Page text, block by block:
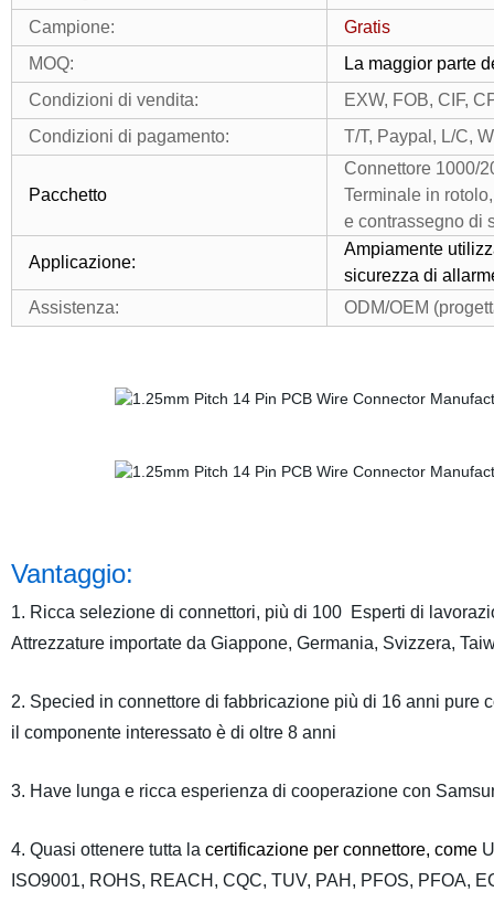
Campione:
Gratis
MOQ:
La maggior parte
Condizioni di vendita:
EXW, FOB, CIF,
Condizioni di pagamento:
T/T, Paypal, L/C,
Pacchetto
Connettore 1000/
Terminale in
e contrassegno di
Applicazione:
Ampiamente
sicurezza di
Assistenza:
ODM/OEM
Vantaggio:
1. Ricca selezione di connettori, più di 100 Esperti di
Attrezzature importate da Giappone, Germania, Svizzera,
2. Specied in connettore di fabbricazione più di 16 anni pure
il componente interessato è di oltre 8 anni
3. Have lunga e ricca esperienza di cooperazione con
4. Quasi ottenere tutta la certificazione per connettore, come
ISO9001, ROHS, REACH, CQC, TUV, PAH, PFOS, PFOA,